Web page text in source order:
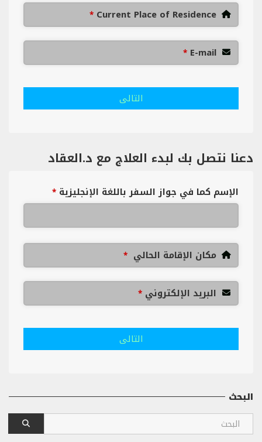
Current Place of Residence
*
E-mail
*
التالى
دعنا نتصل بك لبدء العلاج مع د.العقاد
الإسم كما في جواز السفر باللغة الإنجليزية *
مكان الإقامة الحالي *
البريد الإلكتروني *
التالى
البحث